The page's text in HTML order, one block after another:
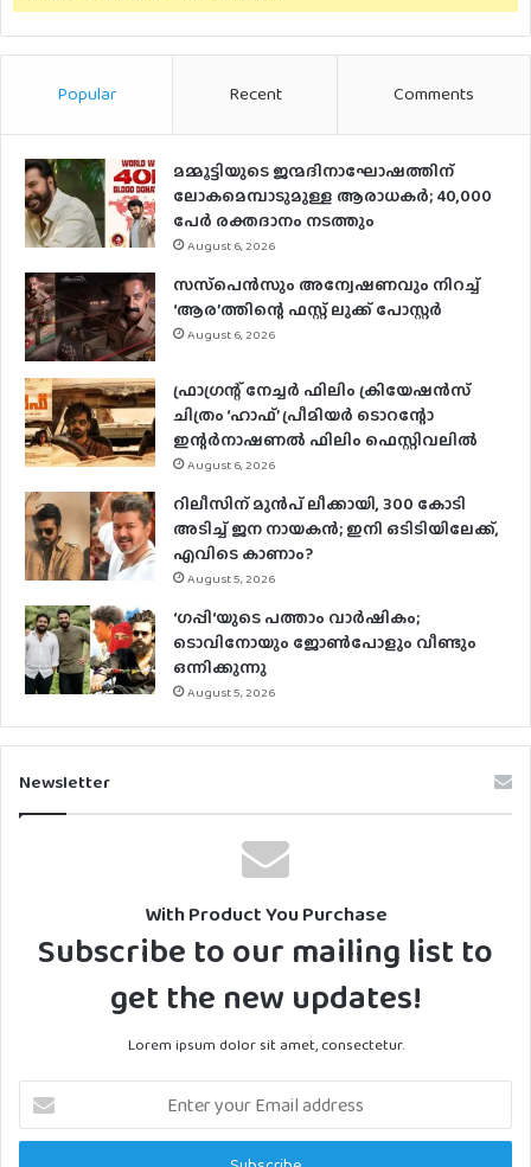
Popular Recent Comments
മമ്മൂട്ടിയുടെ ജന്മദിനാഘോഷത്തിന്
ലോകമെമ്പാടുമുള്ള ആരാധകര്‍; 40,000
പേര്‍ രക്തദാനം നടത്തും
August 6, 2026
സസ്‌പെന്‍സും അന്വേഷണവും നിറച്ച്
‘ആര’ത്തിന്റെ ഫസ്റ്റ് ലുക്ക് പോസ്റ്റര്‍
August 6, 2026
ഫ്രാഗ്രന്റ് നേച്ചര്‍ ഫിലിം ക്രിയേഷന്‍സ്
ചിത്രം ‘ഹാഫ്’ പ്രീമിയര്‍ ടൊറന്റോ
ഇന്റര്‍നാഷണല്‍ ഫിലിം ഫെസ്റ്റിവലില്‍
August 6, 2026
റിലീസിന് മുൻപ് ലീക്കായി, 300 കോടി
അടിച്ച് ജന നായകൻ; ഇനി ഒടിടിയിലേക്ക്,
എവിടെ കാണാം?
August 5, 2026
‘ഗപ്പി‘യുടെ പത്താം വാർഷികം;
ടൊവിനോയും ജോൺപോളും വീണ്ടും
ഒന്നിക്കുന്നു
August 5, 2026
Newsletter
With Product You Purchase
Subscribe to our mailing list to
get the new updates!
Lorem ipsum dolor sit amet, consectetur.
Enter
your
Email